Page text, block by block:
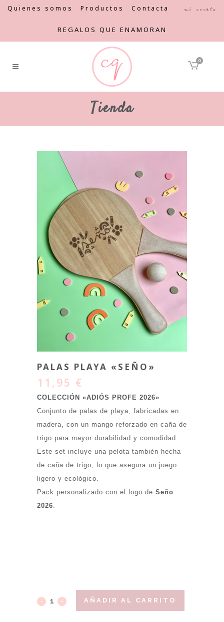
Quienes somos Productos Contacta Mi cuenta
REGALOS QUE ENAMORAN
0
Tienda
PALAS PLAYA «SEÑO»
11,95 €
COLECCIÓN «ADIÓS PROFE 2026»
Conjunto de palas de playa, fabricadas en
madera, con un mango reforzado en caña de
trigo para mayor durabilidad y comodidad.
Este set incluye una pelota también hecha
de caña de trigo, lo que asegura un juego
ligero y ecológico.
Pack personalizado con el logo de Seño
2026
AÑADIR AL CARRITO